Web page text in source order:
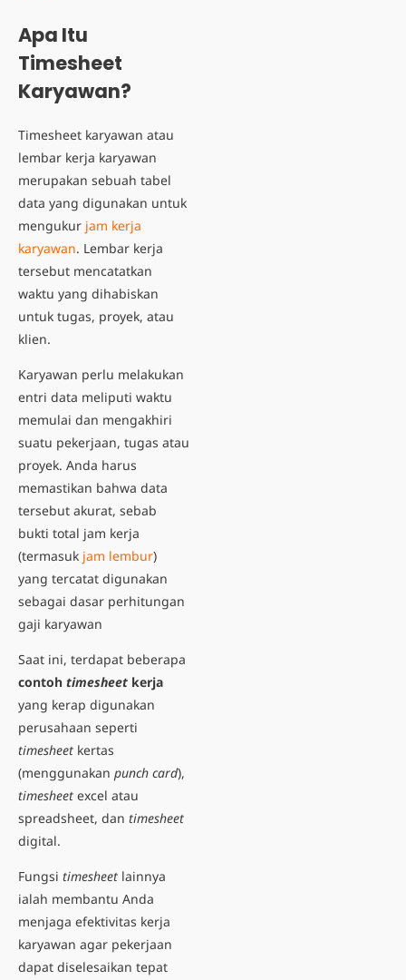
Apa Itu
Timesheet
Karyawan?
Timesheet karyawan atau
lembar kerja karyawan
merupakan sebuah tabel
data yang digunakan untuk
mengukur jam kerja
karyawan. Lembar kerja
tersebut mencatatkan
waktu yang dihabiskan
untuk tugas, proyek, atau
klien.
Karyawan perlu melakukan
entri data meliputi waktu
memulai dan mengakhiri
suatu pekerjaan, tugas atau
proyek. Anda harus
memastikan bahwa data
tersebut akurat, sebab
bukti total jam kerja
(termasuk jam lembur)
yang tercatat digunakan
sebagai dasar perhitungan
gaji karyawan
Saat ini, terdapat beberapa
contoh timesheet kerja
yang kerap digunakan
perusahaan seperti
timesheet kertas
(menggunakan punch card),
timesheet excel atau
spreadsheet, dan timesheet
digital.
Fungsi timesheet lainnya
ialah membantu Anda
menjaga efektivitas kerja
karyawan agar pekerjaan
dapat diselesaikan tepat